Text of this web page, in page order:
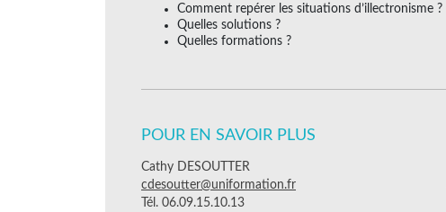
Comment repérer les situations d’illectronisme ?
Quelles solutions ?
Quelles formations ?
POUR EN SAVOIR PLUS
Cathy DESOUTTER
cdesoutter@uniformation.fr
Tél. 06.09.15.10.13